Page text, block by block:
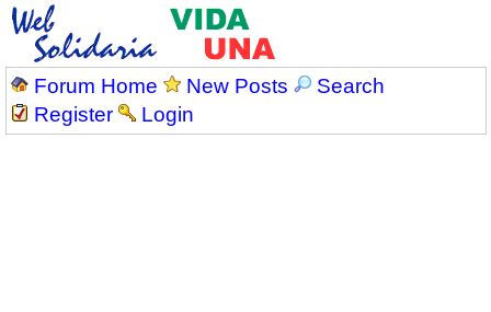
Forum Home New Posts
Search
Register
Login